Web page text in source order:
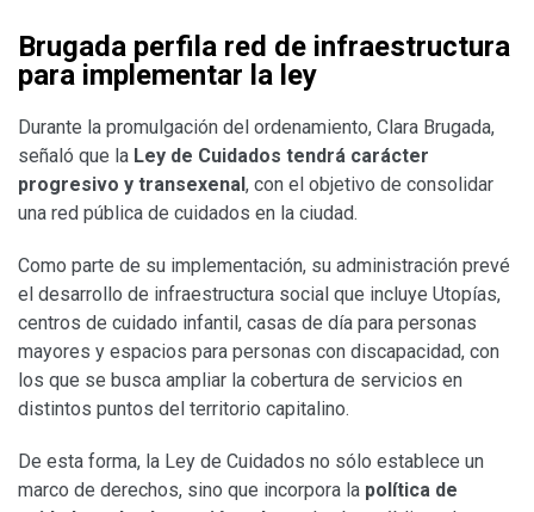
Brugada perfila red de infraestructura
para implementar la ley
Durante la promulgación del ordenamiento, Clara Brugada,
señaló que la Ley de Cuidados tendrá carácter
progresivo y transexenal, con el objetivo de consolidar
una red pública de cuidados en la ciudad.
Como parte de su implementación, su administración prevé
el desarrollo de infraestructura social que incluye Utopías,
centros de cuidado infantil, casas de día para personas
mayores y espacios para personas con discapacidad, con
los que se busca ampliar la cobertura de servicios en
distintos puntos del territorio capitalino.
De esta forma, la Ley de Cuidados no sólo establece un
marco de derechos, sino que incorpora la política de